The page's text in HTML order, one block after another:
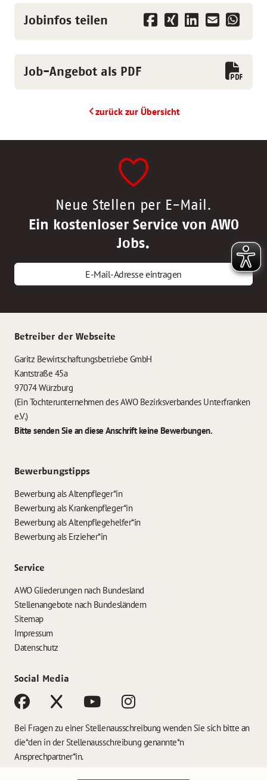
Jobinfos teilen
Job-Angebot als PDF
zurück zur Übersicht
Neue Stellen per E-Mail.
Ein kostenloser Service von AWO
Jobs.
E-Mail-Adresse eintragen
Betreiber der Webseite
Garitz Bewirtschaftungsbetriebe GmbH
Kantstraße 45a
97074 Würzburg
(Ein Tochterunternehmen des AWO Bezirksverbandes Unterfranken
e.V.)
Bitte senden Sie an diese Anschrift keine Bewerbungen.
Bewerbungstipps
Bewerbung als Altenpfleger*in
Bewerbung als Krankenpfleger*in
Bewerbung als Altenpflegehelfer*in
Bewerbung als Erzieher*in
Service
AWO Gliederungen nach Bundesland
Stellenangebote nach Bundesländern
Sitemap
Impressum
Datenschutz
Social Media
Bei Fragen zu einer Stellenausschreibung wenden Sie sich bitte an
die*den in der Stellenausschreibung genannte*n
Ansprechpartner*in.